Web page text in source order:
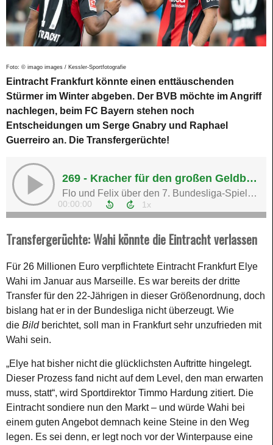
Foto: © imago images / Kessler-Sportfotografie
Eintracht Frankfurt könnte einen enttäuschenden
Stürmer im Winter abgeben. Der BVB möchte im Angriff
nachlegen, beim FC Bayern stehen noch
Entscheidungen um Serge Gnabry und Raphael
Guerreiro an. Die Transfergerüchte!
Transfergerüchte: Wahi könnte die Eintracht verlassen
Für 26 Millionen Euro verpflichtete Eintracht Frankfurt Elye
Wahi im Januar aus Marseille. Es war bereits der dritte
Transfer für den 22-Jährigen in dieser Größenordnung, doch
bislang hat er in der Bundesliga nicht überzeugt. Wie
die Bild berichtet, soll man in Frankfurt sehr unzufrieden mit
Wahi sein.
„Elye hat bisher nicht die glücklichsten Auftritte hingelegt.
Dieser Prozess fand nicht auf dem Level, den man erwarten
muss, statt“, wird Sportdirektor Timmo Hardung zitiert. Die
Eintracht sondiere nun den Markt – und würde Wahi bei
einem guten Angebot demnach keine Steine in den Weg
legen. Es sei denn, er legt noch vor der Winterpause eine